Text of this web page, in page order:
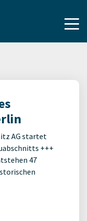
AG startet
+++
47